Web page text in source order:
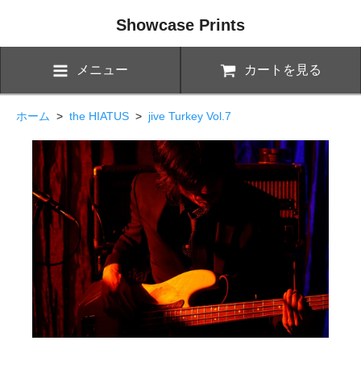
Showcase Prints
メニュー カートを見る
ホーム > the HIATUS > jive Turkey Vol.7